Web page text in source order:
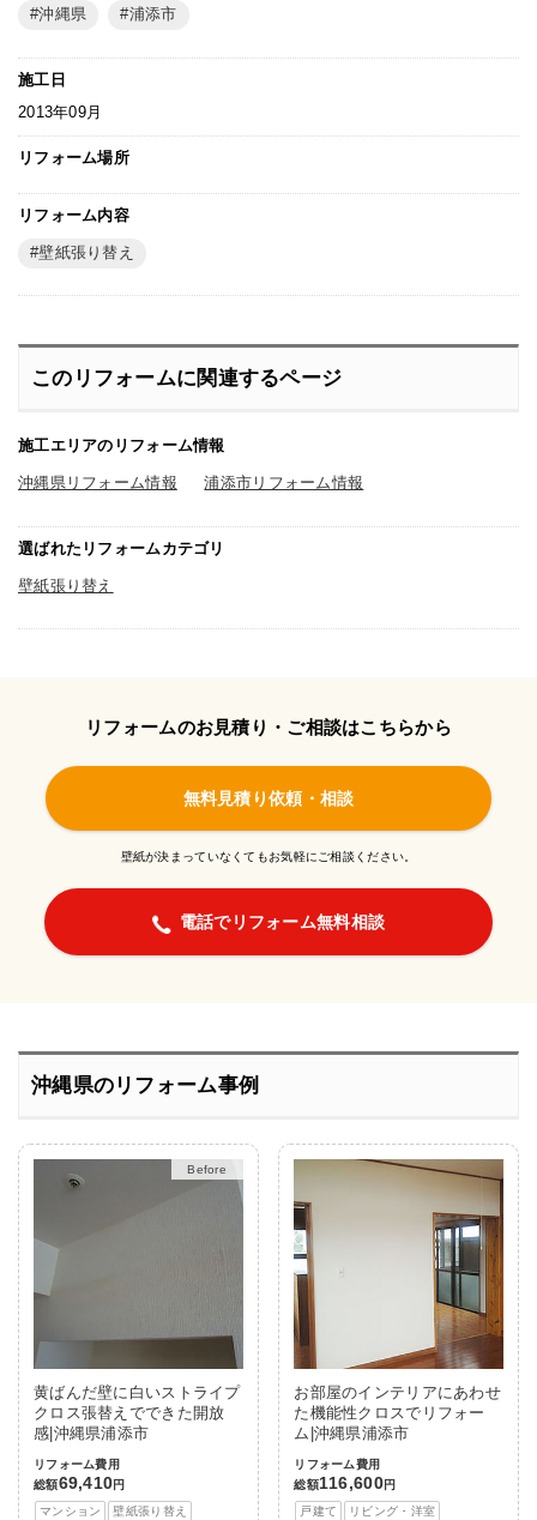
沖縄県 浦添市
施工日
2013年09月
リフォーム場所
リフォーム内容
壁紙張り替え
このリフォームに関連するページ
施工エリアのリフォーム情報
沖縄県リフォーム情報 浦添市リフォーム情報
選ばれたリフォームカテゴリ
壁紙張り替え
リフォームのお見積り・ご相談はこちらから
無料見積り依頼・相談
壁紙が決まっていなくてもお気軽にご相談ください。
電話でリフォーム無料相談
沖縄県のリフォーム事例
After
黄ばんだ壁に白いストライプ
クロス張替えでできた開放
感|沖縄県浦添市
リフォーム費用
総額69,410円
マンション
壁紙張り替え
お部屋のインテリアにあわせ
た機能性クロスでリフォー
ム|沖縄県浦添市
リフォーム費用
総額116,600円
戸建て
リビング・洋室